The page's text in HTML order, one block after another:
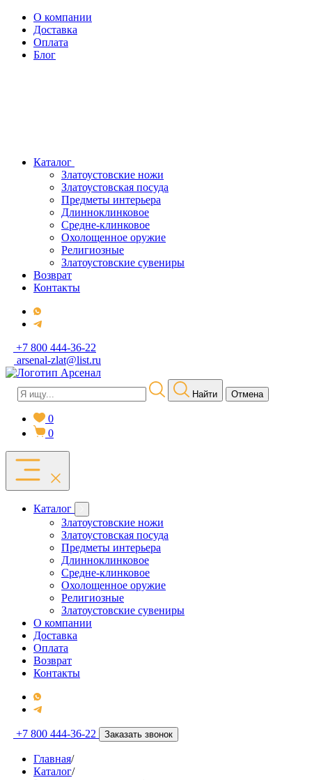
О компании
Доставка
Оплата
Блог
Каталог
Златоустовские ножи
Златоустовская посуда
Предметы интерьера
Длинноклинковое
Средне-клинковое
Охолощенное оружие
Религиозные
Златоустовские сувениры
Возврат
Контакты
+7 800 444-36-22
arsenal-zlat@list.ru
Найти Отмена
0
0
Каталог
Златоустовские ножи
Златоустовская посуда
Предметы интерьера
Длинноклинковое
Средне-клинковое
Охолощенное оружие
Религиозные
Златоустовские сувениры
О компании
Доставка
Оплата
Возврат
Контакты
+7 800 444-36-22 Заказать звонок
Главная/
Каталог/